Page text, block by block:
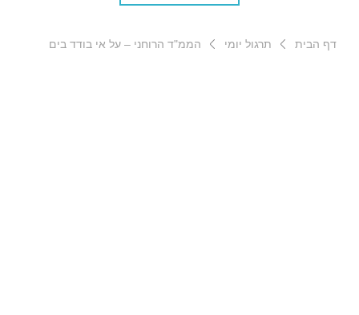
דף הבית תרגול יומי הממ"ד הרוחני – על אי בודד בים